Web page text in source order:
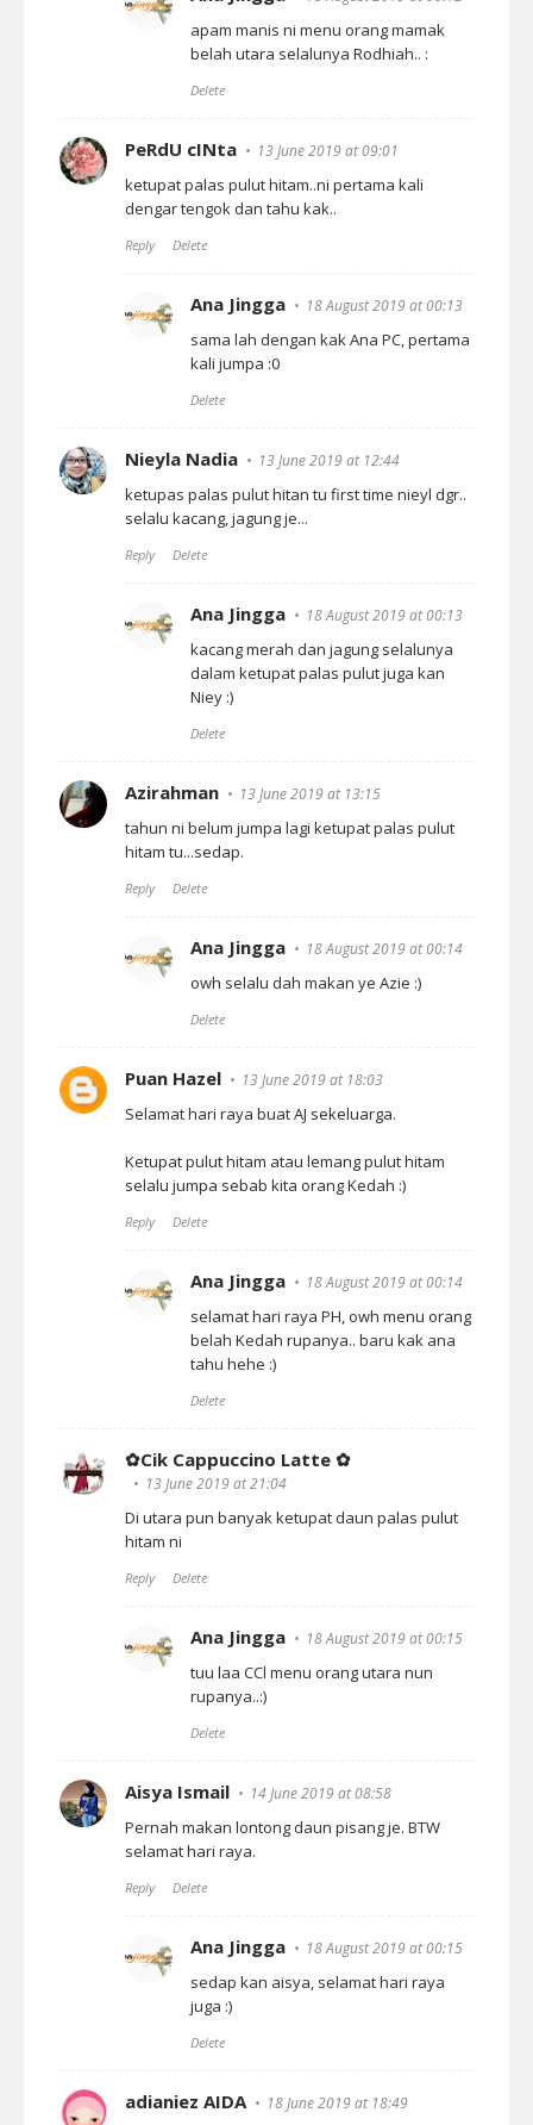
apam manis ni menu orang mamak
belah utara selalunya Rodhiah.. :
Delete
PeRdU cINta 13 June 2019 at 09:01
ketupat palas pulut hitam..ni pertama kali
dengar tengok dan tahu kak..
Reply Delete
Ana Jingga 18 August 2019 at 00:13
sama lah dengan kak Ana PC, pertama
kali jumpa :0
Delete
Nieyla Nadia 13 June 2019 at 12:44
ketupas palas pulut hitan tu first time nieyl dgr..
selalu kacang, jagung je...
Reply Delete
Ana Jingga 18 August 2019 at 00:13
kacang merah dan jagung selalunya
dalam ketupat palas pulut juga kan
Niey :)
Delete
Azirahman 13 June 2019 at 13:15
tahun ni belum jumpa lagi ketupat palas pulut
hitam tu...sedap.
Reply Delete
Ana Jingga 18 August 2019 at 00:14
owh selalu dah makan ye Azie :)
Delete
Puan Hazel 13 June 2019 at 18:03
Selamat hari raya buat AJ sekeluarga.
Ketupat pulut hitam atau lemang pulut hitam
selalu jumpa sebab kita orang Kedah :)
Reply Delete
Ana Jingga 18 August 2019 at 00:14
selamat hari raya PH, owh menu orang
belah Kedah rupanya.. baru kak ana
tahu hehe :)
Delete
✿Cik Cappuccino Latte ✿
13 June 2019 at 21:04
Di utara pun banyak ketupat daun palas pulut
hitam ni
Reply Delete
Ana Jingga 18 August 2019 at 00:15
tuu laa CCl menu orang utara nun
rupanya..:)
Delete
Aisya Ismail 14 June 2019 at 08:58
Pernah makan lontong daun pisang je. BTW
selamat hari raya.
Reply Delete
Ana Jingga 18 August 2019 at 00:15
sedap kan aisya, selamat hari raya
juga :)
Delete
adianiez AIDA 18 June 2019 at 18:49